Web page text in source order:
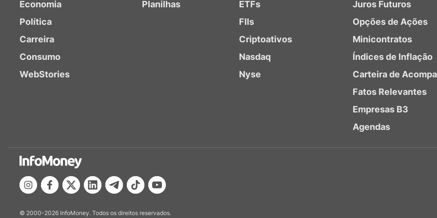
Economia
Política
Carreira
Consumo
WebStories
Planilhas
ETFs
FIIs
Criptoativos
Nasdaq
Nyse
Juros Futuros
Opções de Ações
Minicontratos
Índices de Inflação
Carteira de
Fatos Relevantes
Empresas B3
Agendas
© 2000-2026 InfoMoney. Todos os direitos reservados.